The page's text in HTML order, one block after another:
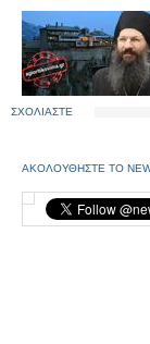
ΣΧΟΛΙΑΣΤΕ
ΑΚΟΛΟΥΘΗΣΤΕ ΤΟ